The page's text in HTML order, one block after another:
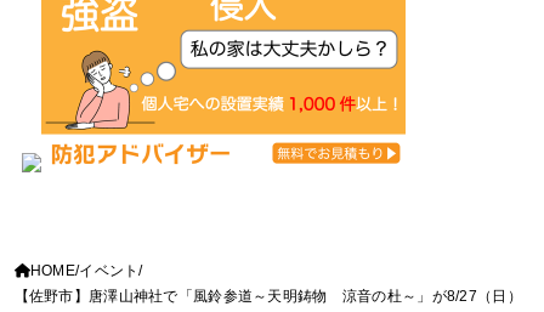
HOME イベント
【佐野市】唐澤山神社で「風鈴参道～天明鋳物 涼音の杜～」が8/27（日）